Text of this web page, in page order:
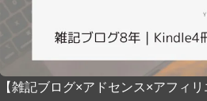
【雑記ブログ×アドセンス×アフィ